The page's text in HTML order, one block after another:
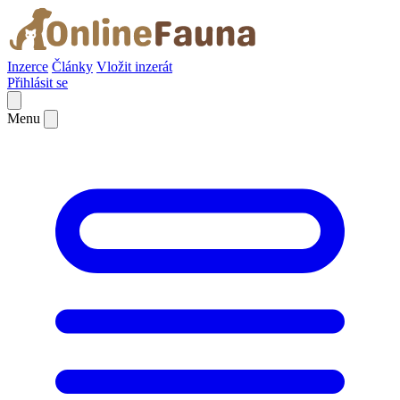
Inzerce Články Vložit inzerát
Přihlásit se
Menu